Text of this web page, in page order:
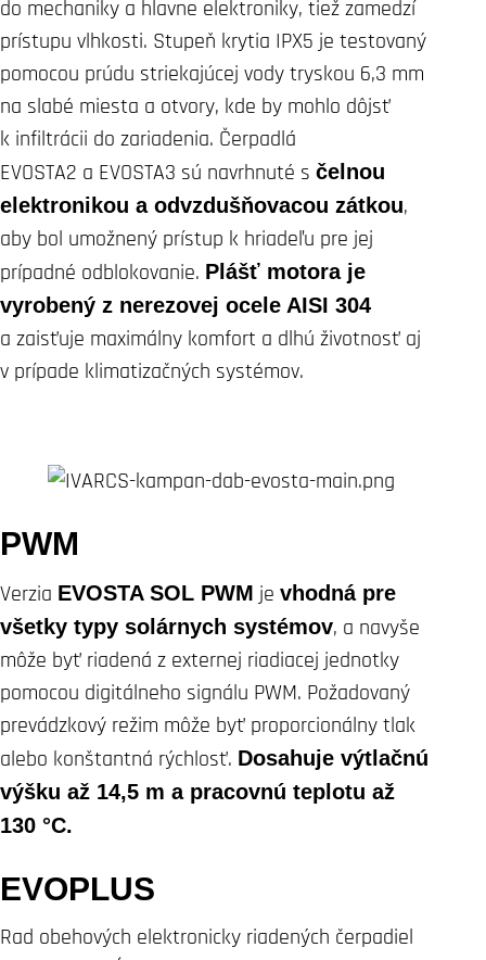
do mechaniky a hlavne elektroniky, tiež zamedzí
prístupu vlhkosti. Stupeň krytia IPX5 je testovaný
pomocou prúdu striekajúcej vody tryskou 6,3 mm
na slabé miesta a otvory, kde by mohlo dôjsť
k infiltrácii do zariadenia. Čerpadlá
EVOSTA2 a EVOSTA3 sú navrhnuté s čelnou
elektronikou a odvzdušňovacou zátkou,
aby bol umožnený prístup k hriadeľu pre jej
prípadné odblokovanie. Plášť motora je
vyrobený z nerezovej ocele AISI 304
a zaisťuje maximálny komfort a dlhú životnosť aj
v prípade klimatizačných systémov.
PWM
Verzia EVOSTA SOL PWM je vhodná pre
všetky typy solárnych systémov, a navyše
môže byť riadená z externej riadiacej jednotky
pomocou digitálneho signálu PWM. Požadovaný
prevádzkový režim môže byť proporcionálny tlak
alebo konštantná rýchlosť. Dosahuje výtlačnú
výšku až 14,5 m a pracovnú teplotu až
130 °C.
EVOPLUS
Rad obehových elektronicky riadených čerpadiel